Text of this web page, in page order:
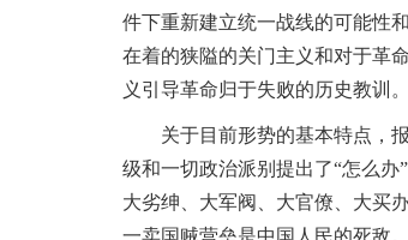
件下重新建立统一战线的可能性
在着的狭隘的关门主义和对于革
义引导革命归于失败的历史教训。
关于目前形势的基本特点，报
级和一切政治派别提出了“怎么
大劣绅、大军阀、大官僚、大买
一卖国贼营垒是中国人民的死敌